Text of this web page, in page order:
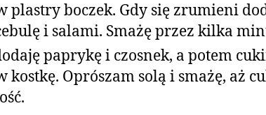
plastry boczek. Gdy się zrumieni
i salami. Smażę przez kilka
paprykę i czosnek, a potem
kostkę. Oprószam solą i smażę, aż